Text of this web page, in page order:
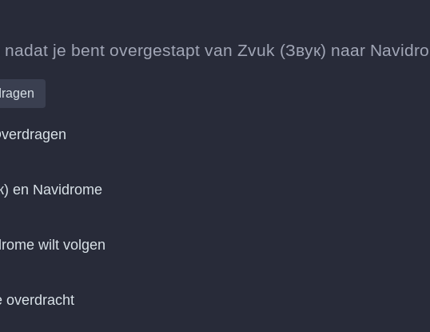
je bent overgestapt van Zvuk (Звук) naar
en Navidrome
wilt volgen
overdracht